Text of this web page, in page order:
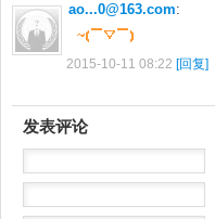
ao...0@163.com:
2015-10-11 08:22 [回复]
发表评论